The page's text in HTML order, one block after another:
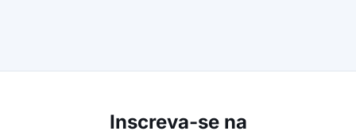
Inscreva-se na